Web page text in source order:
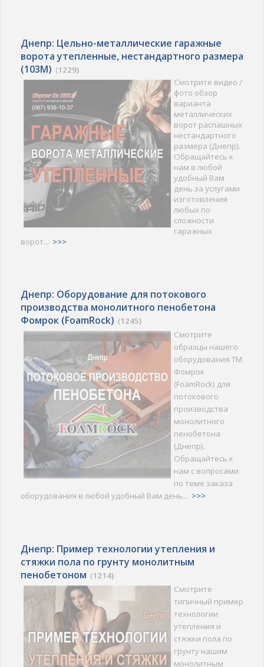
Днепр: Цельно-металлические гаражные
ворота утепленные, нестандартного размера
(103M) (1229)
Смотрите видео /
фото обзор
варианта
металлических
ворот распашных
нестандартного
размера (Днепр).
Обращайтесь к
нам в любой
удобный Вам
день за услугами
изготовления
любых по
сложности
гаражных
ворот... >>>
Днепр: Оборудование для потокового
производства монолитного пенобетона
Фомрок (FoamRock) (1245)
Смотрите
образцы нашего
оборудования ТМ
Фомрок
(FoamRock) для
потокового
производства
монолитного
пенобетона
(Днепр).
Обращайтесь к
нам с вопросами
по теме заказа
оборудования в любой удобный Вам день... >>>
Днепр: Пример технологии утепления и
стяжки пола по грунту монолитным
пенобетоном (1214)
Смотрите
типичный пример
технологии
утепления и
стяжки пола по
грунту нашим
монолитным